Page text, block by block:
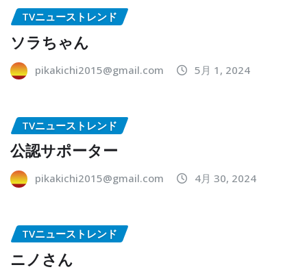
TVニューストレンド
ソラちゃん
pikakichi2015@gmail.com 5月 1, 2024
TVニューストレンド
公認サポーター
pikakichi2015@gmail.com 4月 30, 2024
TVニューストレンド
ニノさん